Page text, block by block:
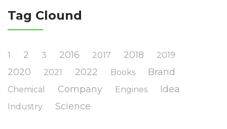
Tag Clound
1 2 3 2016 2017 2018 2019
2020 2021 2022 Books Brand
Chemical Company Engines Idea
Industry Science